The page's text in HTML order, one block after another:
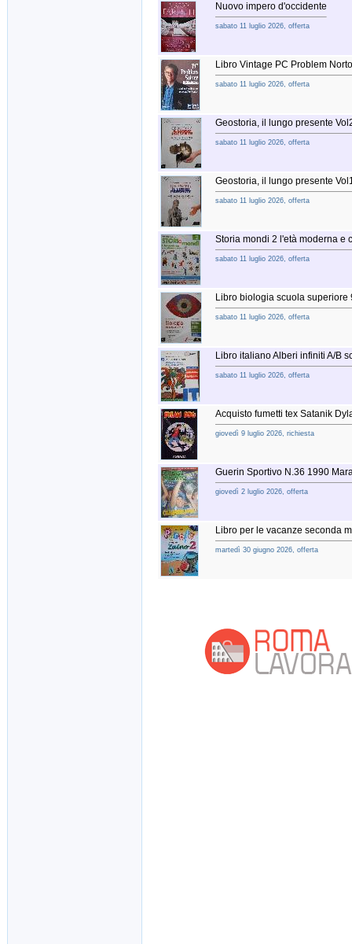
Nuovo impero d'occidente
sabato 11 luglio 2026, offerta
Libro Vintage PC Problem
sabato 11 luglio 2026, offerta
Geostoria, il lungo presente
sabato 11 luglio 2026, offerta
Geostoria, il lungo presente
sabato 11 luglio 2026, offerta
Storia mondi 2 l'età moderna e
sabato 11 luglio 2026, offerta
Libro biologia scuola superiore
sabato 11 luglio 2026, offerta
Libro italiano Alberi infiniti A/B
sabato 11 luglio 2026, offerta
Acquisto fumetti tex Satanik
giovedì 9 luglio 2026, richiesta
Guerin Sportivo N.36 1990
giovedì 2 luglio 2026, offerta
Libro per le vacanze seconda
martedì 30 giugno 2026, offerta